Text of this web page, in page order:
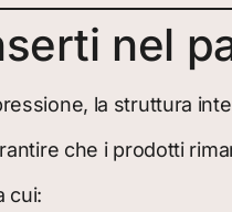
nel
la struttura
che i prodotti
cui: